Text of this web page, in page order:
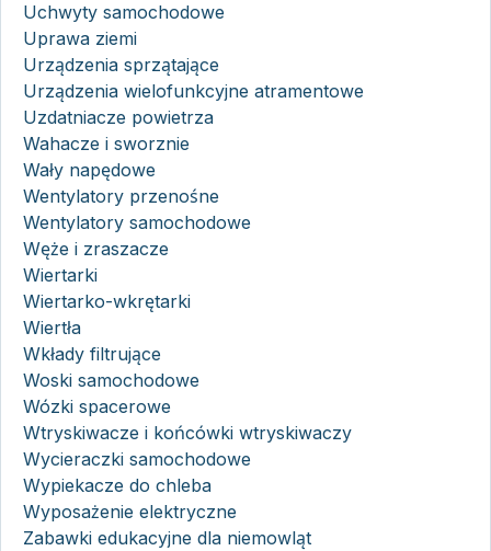
Uchwyty samochodowe
Uprawa ziemi
Urządzenia sprzątające
Urządzenia wielofunkcyjne atramentowe
Uzdatniacze powietrza
Wahacze i sworznie
Wały napędowe
Wentylatory przenośne
Wentylatory samochodowe
Węże i zraszacze
Wiertarki
Wiertarko-wkrętarki
Wiertła
Wkłady filtrujące
Woski samochodowe
Wózki spacerowe
Wtryskiwacze i końcówki wtryskiwaczy
Wycieraczki samochodowe
Wypiekacze do chleba
Wyposażenie elektryczne
Zabawki edukacyjne dla niemowląt